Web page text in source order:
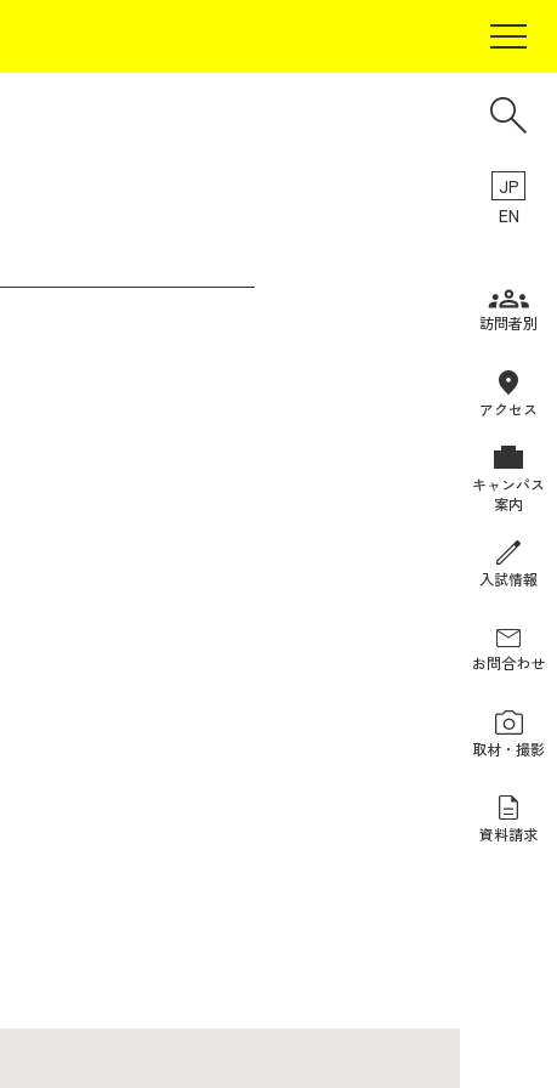
JP
EN
訪問者別
アクセス
キャンパス
案内
入試情報
お問合わせ
取材・撮影
資料請求